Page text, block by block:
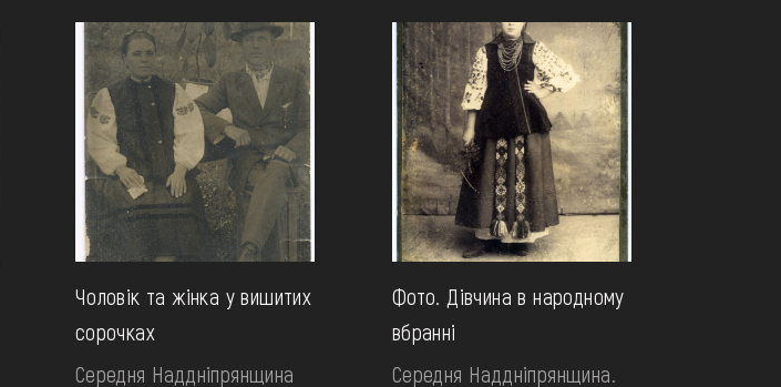
Чоловік та жінка у вишитих
сорочках
Середня Наддніпрянщина
Фото. Дівчина в народному
вбранні
Середня Наддніпрянщина.